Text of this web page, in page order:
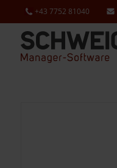
+43 7752 81040